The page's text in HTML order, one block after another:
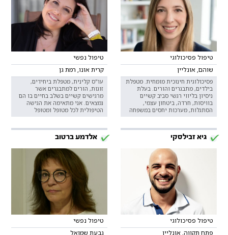
טיפול פסיכולוגי
שוהם, אונליין
פסיכולוגית חינוכית מומחית. מטפלת
בילדים, מתבגרים והורים. בעלת
ניסיון בליווי רגשי סביב קשיים
בוויסות, חרדה, ביטחון עצמי,
הסתגלות, מערכות יחסים במשפחה
טיפול נפשי
קרית אונו, רמת גן
עו"ס קלינית, מטפלת ביחידים,
זוגות, הורים למתבגרים אשר
מרגישים קשיים בשלב בחיים בו הם
נמצאים. אני מתאימה את הגישה
הטיפולית לכל מטופל ומטופל
גיא זבילסקי
טיפול פסיכולוגי
פתח תקווה, אונליין
אלדמע ברטוב
טיפול נפשי
גבעת שמואל